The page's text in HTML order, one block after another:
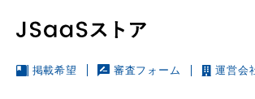
掲載希望 審査フォーム 運営会